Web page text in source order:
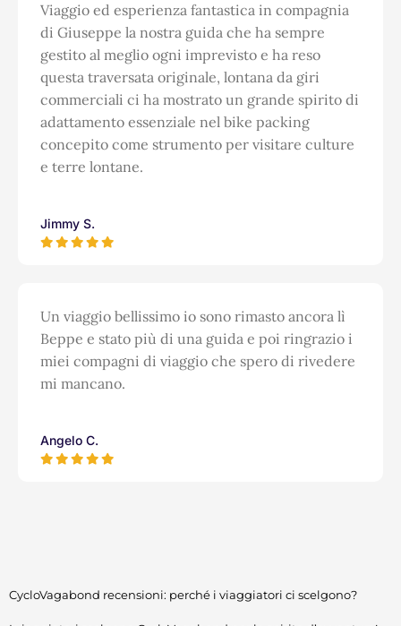
Viaggio ed esperienza fantastica in compagnia
di Giuseppe la nostra guida che ha sempre
gestito al meglio ogni imprevisto e ha reso
questa traversata originale, lontana da giri
commerciali ci ha mostrato un grande spirito di
adattamento essenziale nel bike packing
concepito come strumento per visitare culture
e terre lontane.
Jimmy S.
Un viaggio bellissimo io sono rimasto ancora lì
Beppe e stato più di una guida e poi ringrazio i
miei compagni di viaggio che spero di rivedere
mi mancano.
Angelo C.
CycloVagabond recensioni: perché i viaggiatori ci scelgono?